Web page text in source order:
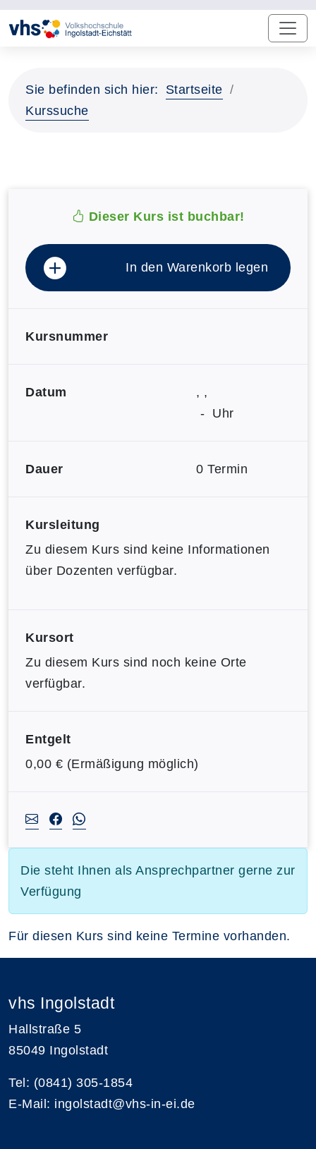
Sie befinden sich hier:
Startseite
Kurssuche
Dieser Kurs ist buchbar!
In den Warenkorb legen
Kursnummer
Datum
, ,
- Uhr
Dauer 0 Termin
Kursleitung
Zu diesem Kurs sind keine Informationen
über Dozenten verfügbar.
Kursort
Zu diesem Kurs sind noch keine Orte
verfügbar.
Entgelt
0,00 € (Ermäßigung möglich)
Die steht Ihnen als Ansprechpartner gerne zur
Verfügung
Für diesen Kurs sind keine Termine vorhanden.
vhs Ingolstadt
Hallstraße 5
85049 Ingolstadt
Tel: (0841) 305-1854
E-Mail: ingolstadt@vhs-in-ei.de